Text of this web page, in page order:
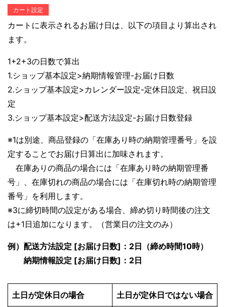
カート設定
カートに表示されるお届け日は、以下の項目より算出され
ます。
1+2+3の日数で算出
1.ショップ基本設定>納期情報管理-お届け日数
2.ショップ基本設定>カレンダー設定-定休日設定、祝日設
定
3.ショップ基本設定>配送方法設定-お届け日数登録
※1は別途、商品登録の「在庫あり時の納期管理番号」を設
定することでお届け日算出に加味されます。
在庫ありの商品の場合には「在庫あり時の納期管理番
号」、在庫切れの商品の場合には「在庫切れ時の納期管理
番号」を利用します。
※3に締切時間の設定がある場合、締め切り時間後の注文
は+1日追加になります。（営業日の注文のみ）
例）配送方法設定 [お届け日数]：2日（締め時間10時）
納期情報設定 [お届け日数]：2日
土日が定休日の場合 土日が定休日ではない場合